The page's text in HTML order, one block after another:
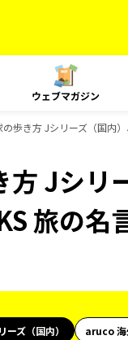
ウェブマガジン
歩き方 Jシリーズ（国内
方 Jシリ
旅の名
ズ（国内） aruco 海